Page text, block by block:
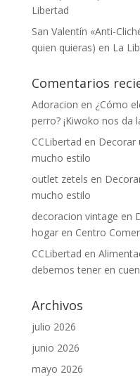
Libertad
San Valentín «Anti-
quien quieras) en La
Comentarios
Adoracion en ¿Cómo
perro? ¡Kiwoko nos da
CCLibertad en Decorar
mucho estilo
outlet zetels en
mucho estilo
decoracion vintage en
hogar en Centro
CCLibertad en
debemos tener en
Archivos
julio 2026
junio 2026
mayo 2026